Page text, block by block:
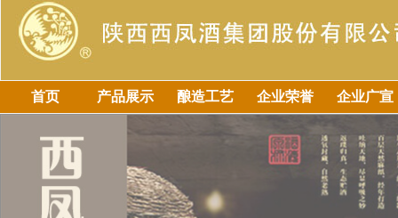
首页 产品展示 酿造工艺 企业荣誉 企业广宣